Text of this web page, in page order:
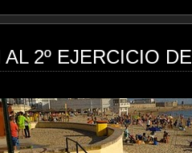
2º EJERCICIO